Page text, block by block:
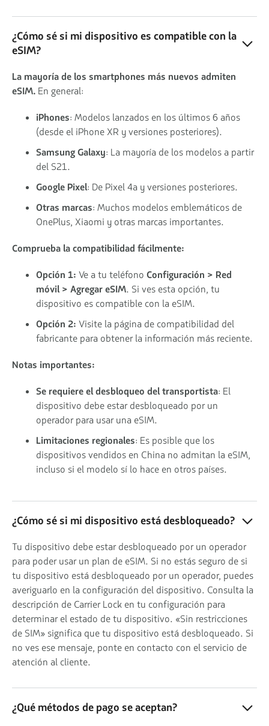
¿Cómo sé si mi dispositivo es compatible con la
eSIM?
La mayoría de los smartphones más nuevos admiten
eSIM. En general:
iPhones: Modelos lanzados en los últimos 6 años
(desde el iPhone XR y versiones posteriores).
Samsung Galaxy: La mayoría de los modelos a partir
del S21.
Google Pixel: De Pixel 4a y versiones posteriores.
Otras marcas: Muchos modelos emblemáticos de
OnePlus, Xiaomi y otras marcas importantes.
Comprueba la compatibilidad fácilmente:
Opción 1: Ve a tu teléfono Configuración > Red
móvil > Agregar eSIM. Si ves esta opción, tu
dispositivo es compatible con la eSIM.
Opción 2: Visite la página de compatibilidad del
fabricante para obtener la información más reciente.
Notas importantes:
Se requiere el desbloqueo del transportista: El
dispositivo debe estar desbloqueado por un
operador para usar una eSIM.
Limitaciones regionales: Es posible que los
dispositivos vendidos en China no admitan la eSIM,
incluso si el modelo sí lo hace en otros países.
¿Cómo sé si mi dispositivo está desbloqueado?
Tu dispositivo debe estar desbloqueado por un operador
para poder usar un plan de eSIM. Si no estás seguro de si
tu dispositivo está desbloqueado por un operador, puedes
averiguarlo en la configuración del dispositivo. Consulta la
descripción de Carrier Lock en tu configuración para
determinar el estado de tu dispositivo. «Sin restricciones
de SIM» significa que tu dispositivo está desbloqueado. Si
no ves ese mensaje, ponte en contacto con el servicio de
atención al cliente.
¿Qué métodos de pago se aceptan?